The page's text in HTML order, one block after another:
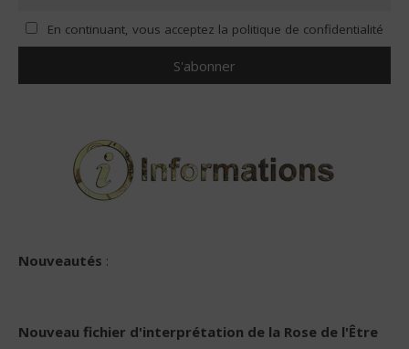
En continuant, vous acceptez la politique de confidentialité
Nouveautés :
Nouveau fichier d'interprétation de la Rose de l'Être